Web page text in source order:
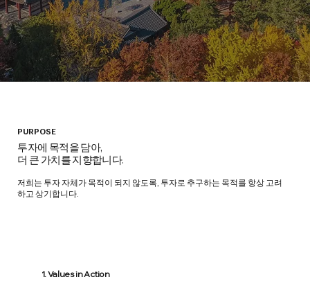
PURPOSE
​투자에 목적을 담아,
더 큰 가치를 지향합니다.
저희는 ​투자 자체가 목적이 되지 않도록, 투자로 추구하는 목적를 항상 고려
하고 상기합니다.
1. Values in Action